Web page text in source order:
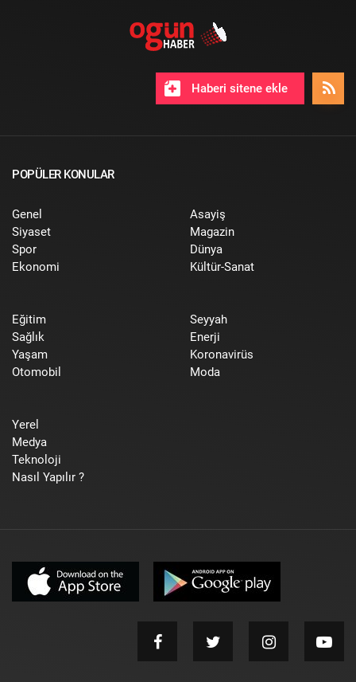
Haberi sitene ekle
POPÜLER KONULAR
Genel
Siyaset
Spor
Ekonomi
Asayiş
Magazin
Dünya
Kültür-Sanat
Eğitim
Sağlık
Yaşam
Otomobil
Seyyah
Enerji
Koronavirüs
Moda
Yerel
Medya
Teknoloji
Nasıl Yapılır ?